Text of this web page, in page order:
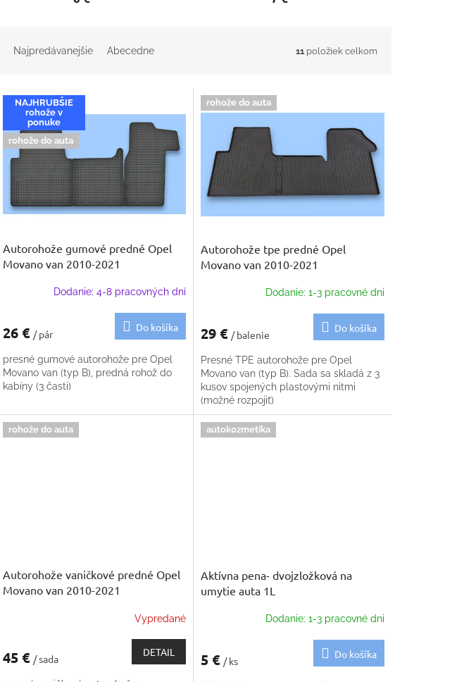
Najpredávanejšie Abecedne 11 položiek celkom
NAJHRUBŠIE
rohože v
ponuke
rohože do auta
Autorohože gumové predné Opel
Movano van 2010-2021
Dodanie: 4-8 pracovných dní
26 € / pár
Do košíka
presné gumové autorohože pre Opel
Movano van (typ B), predná rohož do
kabíny (3 časti)
rohože do auta
Autorohože tpe predné Opel
Movano van 2010-2021
Dodanie: 1-3 pracovné dni
29 € / balenie
Do košíka
Presné TPE autorohože pre Opel
Movano van (typ B). Sada sa skladá z 3
kusov spojených plastovými nitmi
(možné rozpojiť)
rohože do auta
Autorohože vaničkové predné Opel
Movano van 2010-2021
Vypredané
45 € / sada
DETAIL
autokozmetika
Aktívna pena- dvojzložková na
umytie auta 1L
Dodanie: 1-3 pracovné dni
5 € / ks
Do košíka